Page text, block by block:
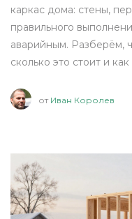
каркас дома: стены,
правильного
аварийным. Разберём,
сколько это стоит и
от Иван Королев